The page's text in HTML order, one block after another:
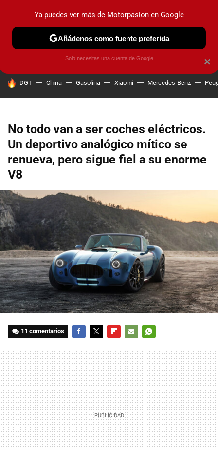
PRUEBAS COCHES ELÉCTRICOS OBSERVATORIO
HOY SE HABLA DE
DGT China Gasolina Xiaomi Mercedes-Benz
No todo van a ser coches eléctricos.
Un deportivo analógico mítico se
renueva, pero sigue fiel a su enorme
V8
11 comentarios
MAIL
×
Ya puedes ver más de Motorpasion en Google
Añádenos como fuente preferida
Solo necesitas una cuenta de Google